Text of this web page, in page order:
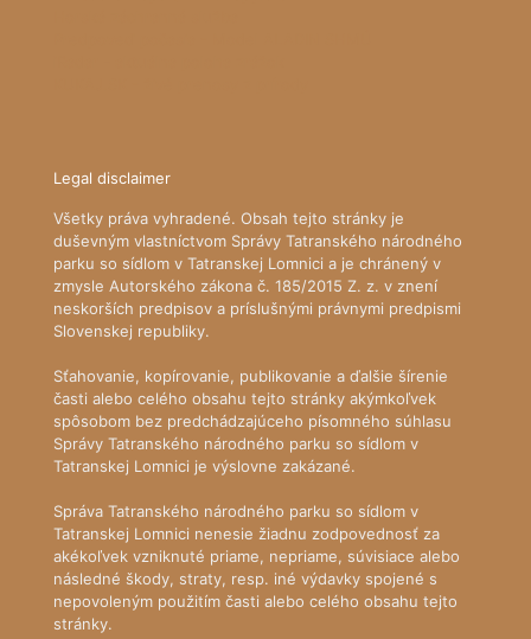
Legal disclaimer
Všetky práva vyhradené. Obsah tejto stránky je
duševným vlastníctvom Správy Tatranského národného
parku so sídlom v Tatranskej Lomnici a je chránený v
zmysle Autorského zákona č. 185/2015 Z. z. v znení
neskorších predpisov a príslušnými právnymi predpismi
Slovenskej republiky.
Sťahovanie, kopírovanie, publikovanie a ďalšie šírenie
časti alebo celého obsahu tejto stránky akýmkoľvek
spôsobom bez predchádzajúceho písomného súhlasu
Správy Tatranského národného parku so sídlom v
Tatranskej Lomnici je výslovne zakázané.
Správa Tatranského národného parku so sídlom v
Tatranskej Lomnici nenesie žiadnu zodpovednosť za
akékoľvek vzniknuté priame, nepriame, súvisiace alebo
následné škody, straty, resp. iné výdavky spojené s
nepovoleným použitím časti alebo celého obsahu tejto
stránky.